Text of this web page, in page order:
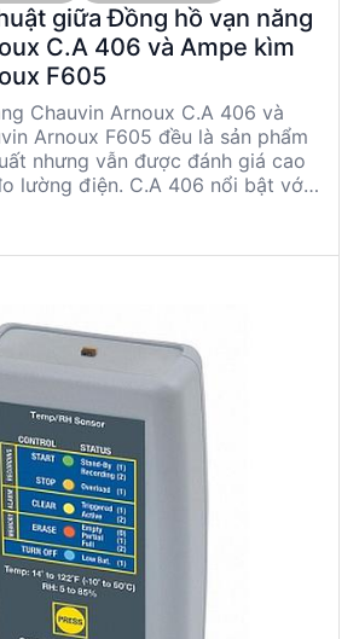
giữa Đồng hồ vạn năng
C.A 406 và Ampe kìm
F605
Chauvin Arnoux C.A 406 và
Arnoux F605 đều là sản phẩm
nhưng vẫn được đánh giá cao
lường điện. C.A 406 nổi bật với
viết này sẽ phân tích chi tiết
kỹ sư và người mua kỹ thuật
thông minh.